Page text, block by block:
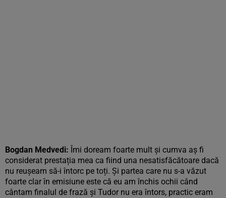
Bogdan Medvedi: Îmi doream foarte mult și cumva aș fi
considerat prestația mea ca fiind una nesatisfăcătoare dacă
nu reușeam să-i întorc pe toți. Și partea care nu s-a văzut
foarte clar în emisiune este că eu am închis ochii când
cântam finalul de frază și Tudor nu era întors, practic eram